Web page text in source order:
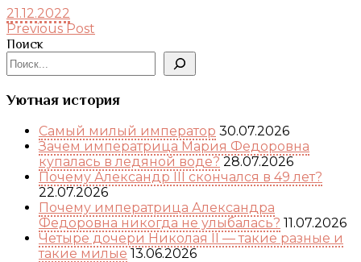
21.12.2022
Previous Post
Поиск
Уютная история
Самый милый император 30.07.2026
Зачем императрица Мария Федоровна
купалась в ледяной воде? 28.07.2026
Почему Александр III скончался в 49 лет?
22.07.2026
Почему императрица Александра
Федоровна никогда не улыбалась? 11.07.2026
Четыре дочери Николая II — такие разные и
такие милые 13.06.2026